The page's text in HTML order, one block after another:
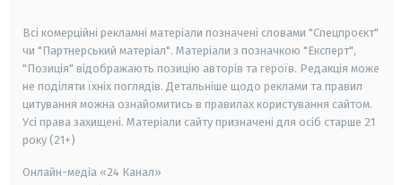
Всі комерційні рекламні матеріали позначені словами "Спецпроєкт"
чи "Партнерський матеріал". Матеріали з позначкою "Експерт",
"Позиція" відображають позицію авторів та героїв. Редакція може
не поділяти їхніх поглядів. Детальніше щодо реклами та правил
цитування можна ознайомитись в правилах користування сайтом.
Усі права захищені. Матеріали сайту призначені для осіб старше 21
року (21+)
Онлайн-медіа «24 Канал»